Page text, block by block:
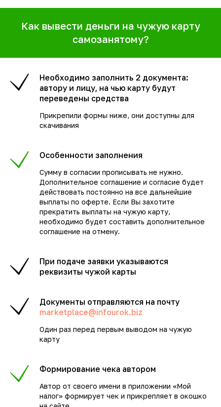
Как вывести деньги на чужую карту
самозанятому?
Необходимо заполнить 2 документа:
автору и лицу, на чью карту будут
переведены средства
Прикрепили формы ниже, они доступны для
скачивания
Особенности заполнения
Сумму в согласии прописывать не нужно.
Дополнительное соглашение и согласие будет
действовать постоянно на все дальнейшие
выплаты по оферте. Если Вы захотите
прекратить выплаты на чужую карту,
необходимо будет составить дополнительное
соглашение на отмену.
При подаче заявки указываются
реквизиты чужой карты
Документы отправляются на почту
marketplace@infourok.biz
Один раз перед первым выводом на чужую
карту
Формирование чека автором
Автор от своего имени в приложении «Мой
налог» формирует чек и прикрепляет в окошко